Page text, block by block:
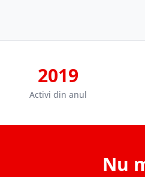
2019
Activi din anul
Nu